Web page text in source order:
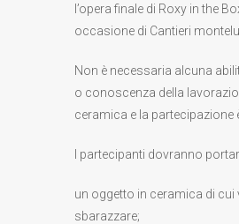
l’opera finale di Roxy in the
occasione di Cantieri
Non è necessaria alcuna
o conoscenza della
ceramica e la partecipazione
I partecipanti dovranno
un oggetto in ceramica di cui
sbarazzare;